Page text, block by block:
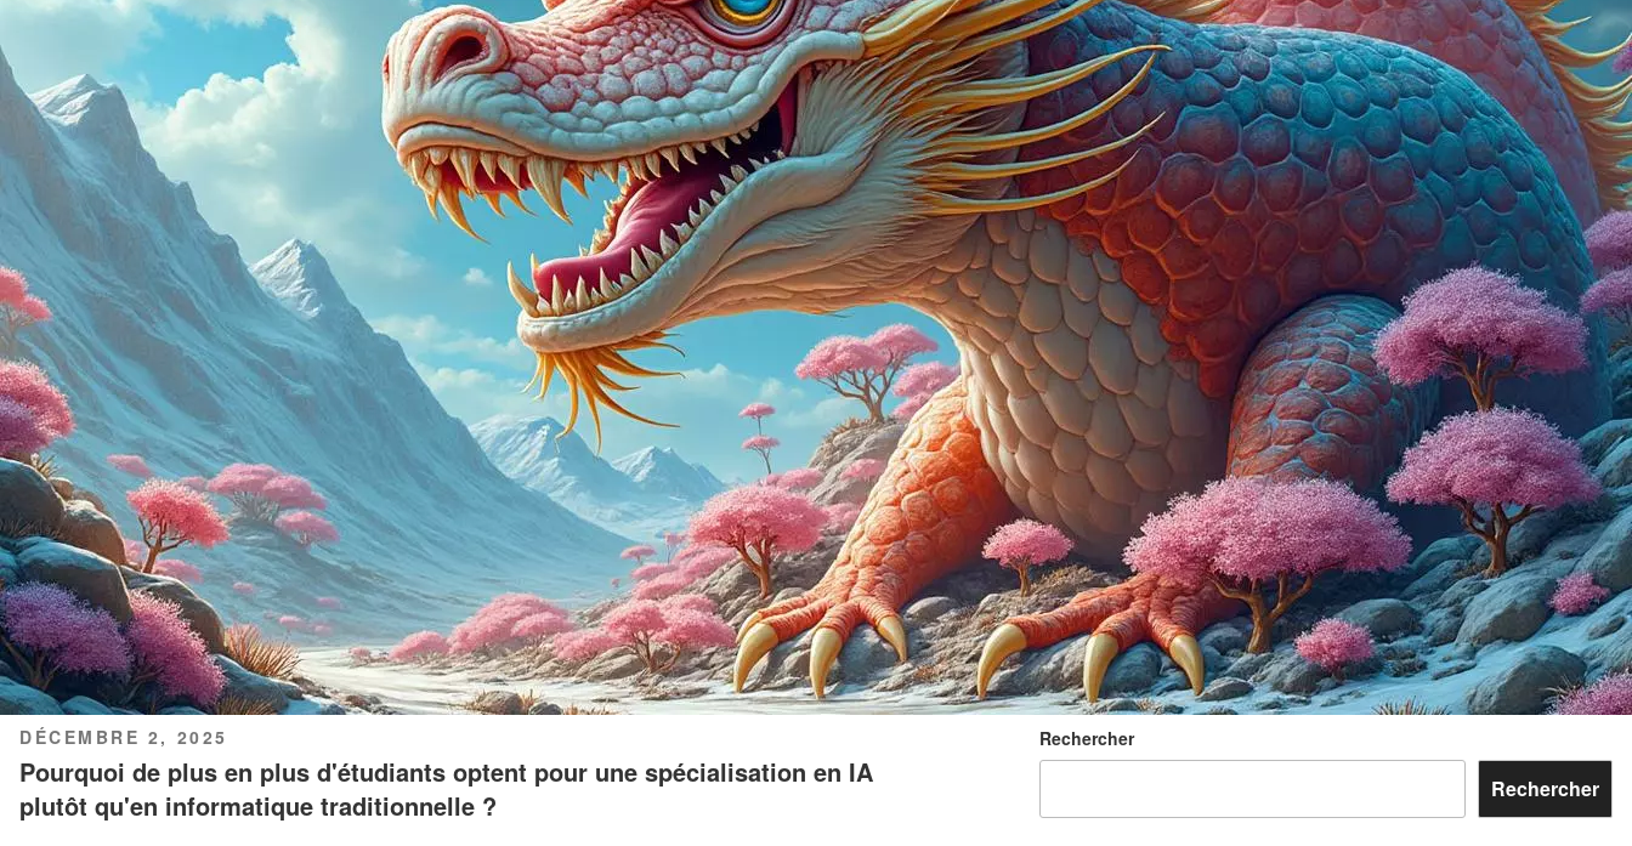
PUBLIÉ
LE
DÉCEMBRE 2, 2025
Pourquoi de plus en plus d'étudiants optent pour une spécialisation en IA
plutôt qu'en informatique traditionnelle ?
Rechercher
Rechercher